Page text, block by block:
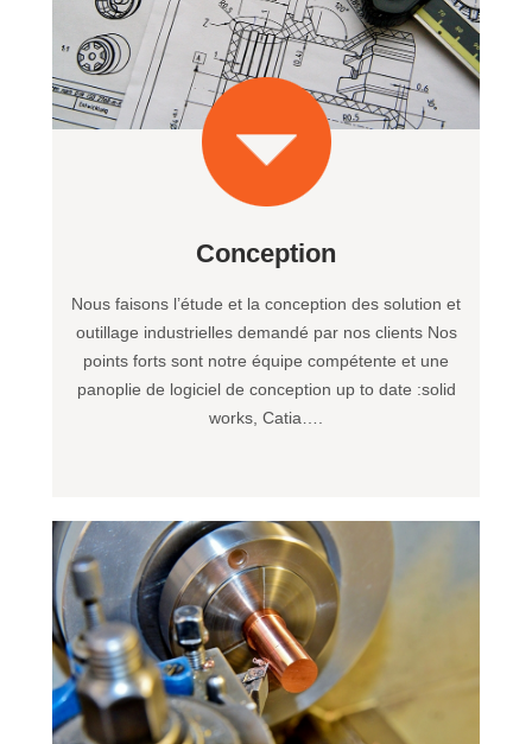
Conception
Nous faisons l’étude et la conception des solution et
outillage industrielles demandé par nos clients Nos
points forts sont notre équipe compétente et une
panoplie de logiciel de conception up to date :solid
works, Catia….